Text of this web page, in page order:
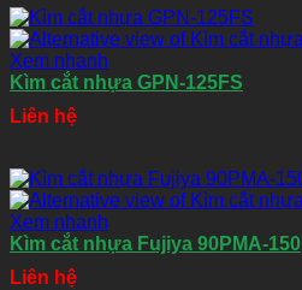
Xem nhanh
Kìm cắt nhựa GPN-125FS
Liên hệ
Xem nhanh
Kìm cắt nhựa Fujiya 90PMA-150
Liên hệ